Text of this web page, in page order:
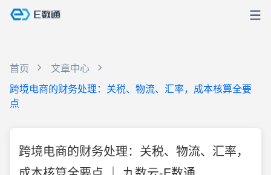
首页
文章中心
跨境电商的财务处理：关税、物流、汇率，成本核算全要
点
跨境电商的财务处理：关税、物流、汇率，